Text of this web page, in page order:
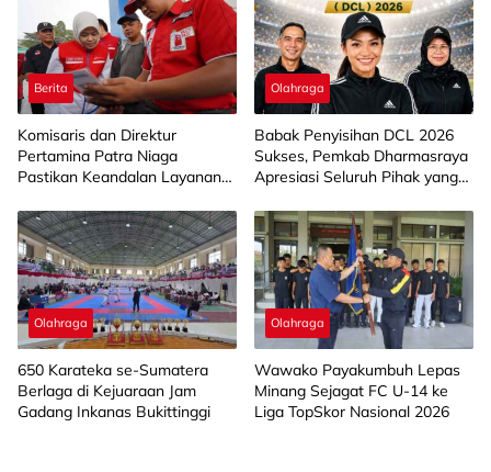
Berita
Komisaris dan Direktur
Pertamina Patra Niaga
Pastikan Keandalan Layanan
Olahraga
Babak Penyisihan DCL 2026
Sukses, Pemkab Dharmasraya
Apresiasi Seluruh Pihak yang
Olahraga
650 Karateka se-Sumatera
Berlaga di Kejuaraan Jam
Gadang Inkanas Bukittinggi
Olahraga
Wawako Payakumbuh Lepas
Minang Sejagat FC U-14 ke
Liga TopSkor Nasional 2026